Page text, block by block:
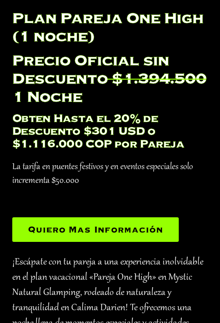
Plan Pareja One High
(1 noche)
Precio Oficial sin
Descuento$1.394.500
1 Noche
Obten Hasta el 20% de
Descuento $301 USD o
$1.116.000 COP por Pareja
La tarifa en puentes festivos y en eventos especiales solo
incrementa $50.000
Quiero Mas Información
¡Escápate con tu pareja a una experiencia inolvidable
en el plan vacacional «Pareja One High» en Mystic
Natural Glamping, rodeado de naturaleza y
tranquilidad en Calima Darien! Te ofrecemos una